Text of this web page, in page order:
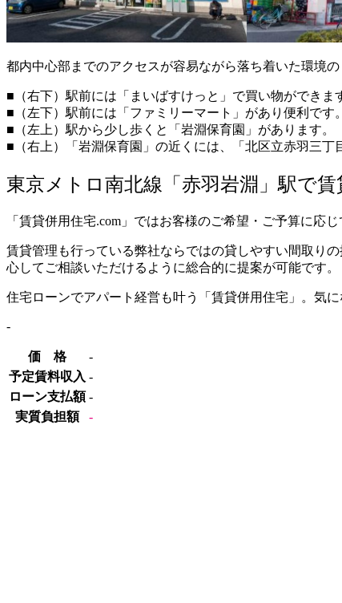
都内中心部までのアクセスが容易ながら落ち着いた環境
■（右下）駅前には 「まいばすけっと」で買い物ができま
■（左下）駅前には「ファミリーマート」があり便利です。
■（左上）駅から少し歩くと「岩淵保育園」があります。
■（右上）「岩淵保育園」の近くには、「北区立赤羽三丁
東京メトロ南北線「赤羽岩淵」駅で
「賃貸併用住宅.com」ではお客様のご希望・ご予算に応
賃貸管理も行っている弊社ならではの貸しやすい間取り
心してご相談いただけるように総合的に提案が可能です。
住宅ローンでアパート経営も叶う「賃貸併用住宅」。気
‐
価 格
‐
予定賃料収入 ‐
ローン支払額 ‐
実質負担額
‐